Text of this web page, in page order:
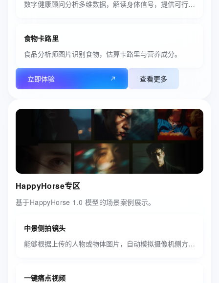
数字健康顾问分析多维数据，解读身体信号，提供可行生活建议。
食物卡路里
食品分析师图片识别食物，估算卡路里与营养成分。
立即体验 查看更多
HappyHorse专区
基于HappyHorse 1.0 模型的场景案例展示。
中景侧拍镜头
能够根据上传的人物或物体图片，自动模拟摄像机侧方视角，生成具有电影叙事感的中景动态视频。
一键痛点视频